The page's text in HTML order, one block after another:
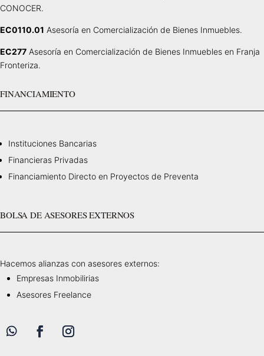
CONOCER.
EC0110.01 Asesoría en Comercialización de Bienes Inmuebles.
EC277 Asesoría en Comercialización de Bienes Inmuebles en Franja
Fronteriza.
FINANCIAMIENTO
Instituciones Bancarias
Financieras Privadas
Financiamiento Directo en Proyectos de Preventa
BOLSA DE ASESORES EXTERNOS
Hacemos alianzas con asesores externos:
Empresas Inmobilirias
Asesores Freelance